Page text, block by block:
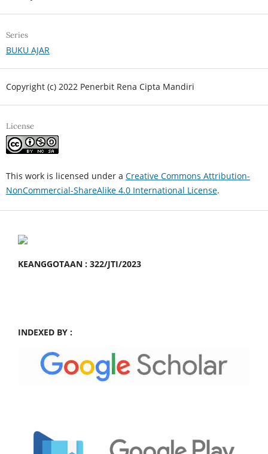
Series
BUKU AJAR
Copyright (c) 2022 Penerbit Rena Cipta Mandiri
License
This work is licensed under a Creative Commons Attribution-
NonCommercial-ShareAlike 4.0 International License.
KEANGGOTAAN : 322/JTI/2023
INDEXED BY :